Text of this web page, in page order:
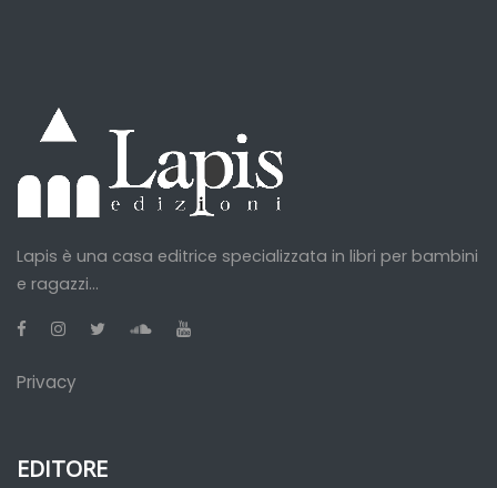
Lapis è una casa editrice specializzata in libri per bambini
e ragazzi...
Privacy
EDITORE